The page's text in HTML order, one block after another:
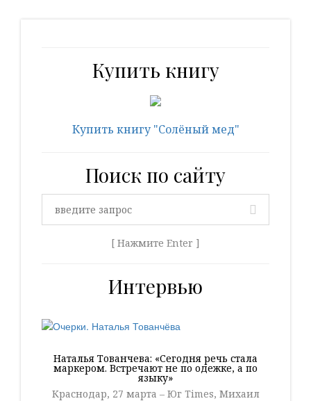
Купить книгу
Купить книгу "Солёный мед"
Поиск по сайту
[ Нажмите Enter ]
Интервью
Наталья Тованчева: «Сегодня речь стала
маркером. Встречают не по одежке, а по
языку»
Краснодар, 27 марта – Юг Times, Михаил